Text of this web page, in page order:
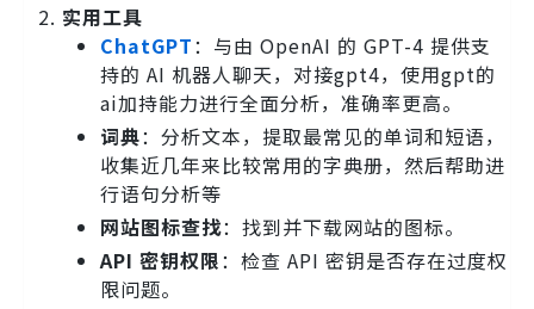
实用工具
ChatGPT：与由 OpenAI 的 GPT-4 提供支
持的 AI 机器人聊天，对接gpt4，使用gpt的
ai加持能力进行全面分析，准确率更高。
词典：分析文本，提取最常见的单词和短语，
收集近几年来比较常用的字典册，然后帮助进
行语句分析等
网站图标查找：找到并下载网站的图标。
API 密钥权限：检查 API 密钥是否存在过度权
限问题。